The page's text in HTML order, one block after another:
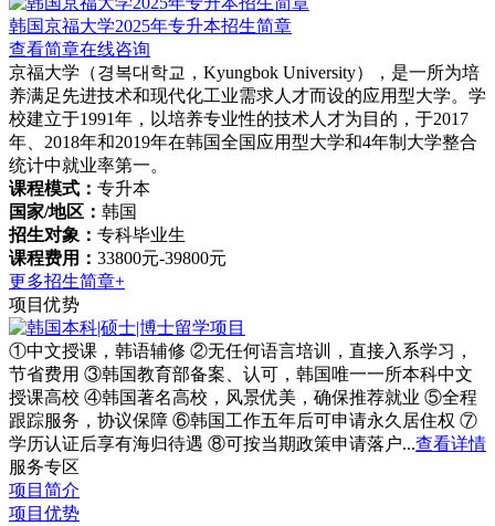
韩国京福大学2025年专升本招生简章
查看简章在线咨询
京福大学（경복대학교，Kyungbok University），是一所为培
养满足先进技术和现代化工业需求人才而设的应用型大学。学
校建立于1991年，以培养专业性的技术人才为目的，于2017
年、2018年和2019年在韩国全国应用型大学和4年制大学整合
统计中就业率第一。
课程模式： 专升本
国家/地区： 韩国
招生对象： 专科毕业生
课程费用： 33800元-39800元
更多招生简章+
项目优势
①中文授课，韩语辅修 ②无任何语言培训，直接入系学习，
节省费用 ③韩国教育部备案、认可，韩国唯一一所本科中文
授课高校 ④韩国著名高校，风景优美，确保推荐就业 ⑤全程
跟踪服务，协议保障 ⑥韩国工作五年后可申请永久居住权 ⑦
学历认证后享有海归待遇 ⑧可按当期政策申请落户...查看详情
服务专区
项目简介
项目优势